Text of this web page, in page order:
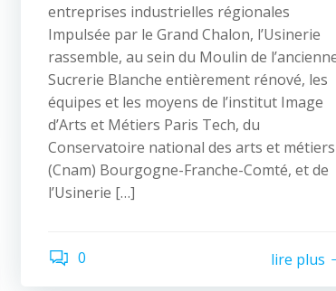
entreprises industrielles régionales
Impulsée par le Grand Chalon, l’Usinerie
rassemble, au sein du Moulin de
Sucrerie Blanche entièrement rénové, les
équipes et les moyens de l’institut Image
d’Arts et Métiers Paris Tech, du
Conservatoire national des arts et métiers
(Cnam) Bourgogne-Franche-Comté, et de
l’Usinerie […]
0 lire plus